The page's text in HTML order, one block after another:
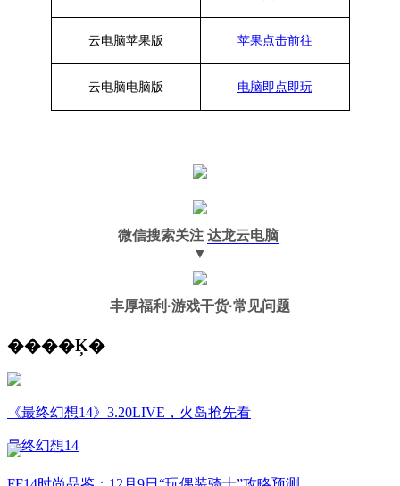
云电脑苹果版 苹果点击前往
云电脑电脑版 电脑即点即玩
微信搜索关注 达龙云电脑
▼
丰厚福利 ·游戏干货·常见问题
����Ķ�
《最终幻想14》3.20LIVE，火岛抢先看
最终幻想14